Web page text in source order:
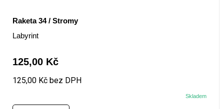
Raketa 34 / Stromy
Labyrint
125,00 Kč
125,00 Kč bez DPH
Skladem